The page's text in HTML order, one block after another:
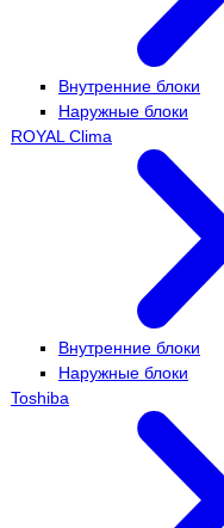
Внутренние блоки
Наружные блоки
ROYAL Clima
Внутренние блоки
Наружные блоки
Toshiba